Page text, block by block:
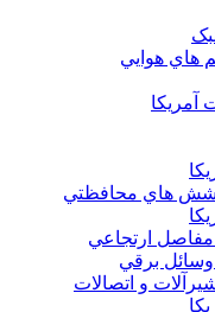
هاي هوايي
آمريکا
هاي محافظتي
مفاصل ارتجاعي
وسائل برقي
و اتصالات